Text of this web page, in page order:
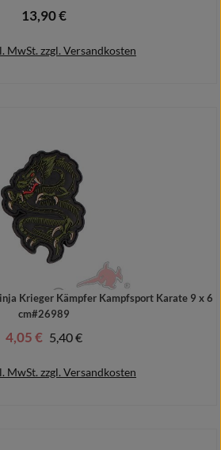
Regulärer Preis:
13,90 €
MwSt. zzgl. Versandkosten
Krieger Kämpfer Kampfsport Karate 9 x 6
cm#26989
Verkaufspreis:
4,05 € Regulärer Preis:
5,40 €
MwSt. zzgl. Versandkosten